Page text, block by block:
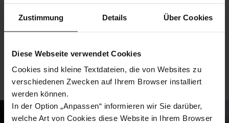
Zustimmung Details Über Cookies
Diese Webseite verwendet Cookies
Cookies sind kleine Textdateien, die von Websites zu
verschiedenen Zwecken auf Ihrem Browser installiert
werden können.
In der Option „Anpassen“ informieren wir Sie darüber,
welche Art von Cookies diese Website in Ihrem Browser
Verarbeitung Ihrer
personenbezogenen Daten